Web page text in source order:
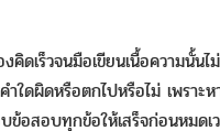
คิดเร็วจนมือเขียนเนื้อความนั้
ผิดหรือตกไปหรือไม่ เพราะ
อสอบทุกข้อให้เสร็จก่อนหมด